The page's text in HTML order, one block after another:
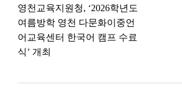
영천교육지원청, ‘2026학년도
여름방학 영천 다문화이중언
어교육센터 한국어 캠프 수료
식’ 개최